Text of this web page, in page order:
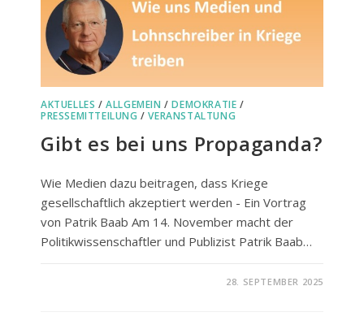
AKTUELLES /ALLGEMEIN /DEMOKRATIE /
PRESSEMITTEILUNG /VERANSTALTUNG
Gibt es bei uns Propaganda?
Wie Medien dazu beitragen, dass Kriege
gesellschaftlich akzeptiert werden - Ein Vortrag
von Patrik Baab Am 14. November macht der
Politikwissenschaftler und Publizist Patrik Baab…
28. SEPTEMBER 2025